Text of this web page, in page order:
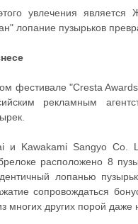
увлечения
лопание пузырьков
фестивале "Cresta
рекламным
и Kawakami Sangyo Co.
расположено 8
лопанью
сопровождаться
многих других порой даже